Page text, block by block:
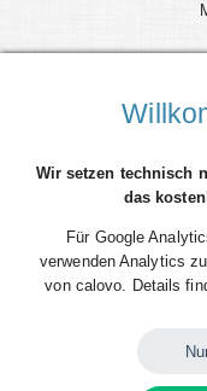
Wir setzen technisch
das
Für Google
verwenden Analytics
von calovo. Details